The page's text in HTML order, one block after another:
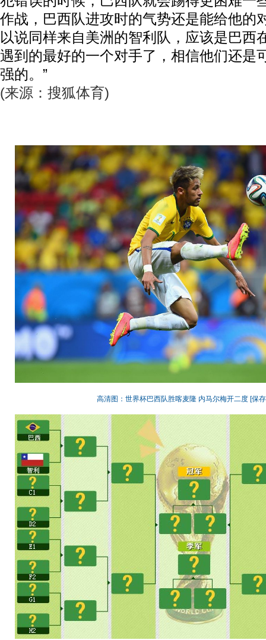
作战，巴西队进攻时的气势还是能给他的
以说同样来自美洲的智利队，应该是巴西
遇到的最好的一个对手了，相信他们还是
强的。”
(来源：搜狐体育)
高清图：世界杯巴西队胜喀麦隆 内马尔梅开二度 [保